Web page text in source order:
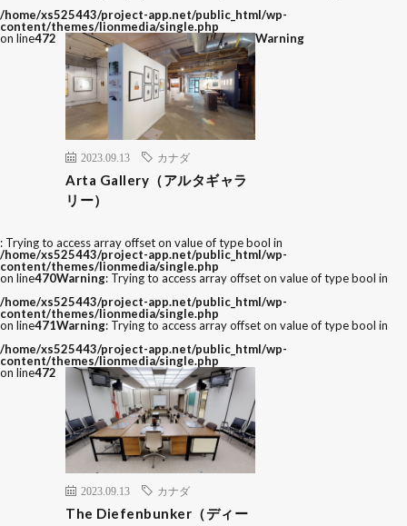
/home/xs525443/project-app.net/public_html/wp-
content/themes/lionmedia/single.php
on line472
2023.09.13 カナダ
Arta Gallery（アルタギャラ
リー）
Warning
: Trying to access array offset on value of type bool in
/home/xs525443/project-app.net/public_html/wp-
content/themes/lionmedia/single.php
on line470Warning: Trying to access array offset on value of type bool in
/home/xs525443/project-app.net/public_html/wp-
content/themes/lionmedia/single.php
on line471Warning: Trying to access array offset on value of type bool in
/home/xs525443/project-app.net/public_html/wp-
content/themes/lionmedia/single.php
on line472
2023.09.13 カナダ
The Diefenbunker（ディー